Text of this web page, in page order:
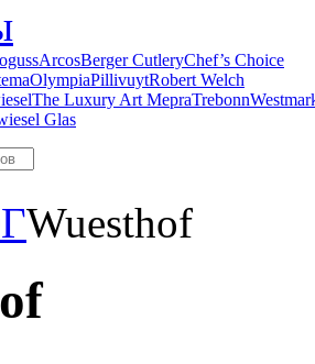
ArcosBerger CutleryChef’s Choice
OlympiaPillivuytRobert Welch
The Luxury Art MepraTrebonn
Glas
Wuesthof